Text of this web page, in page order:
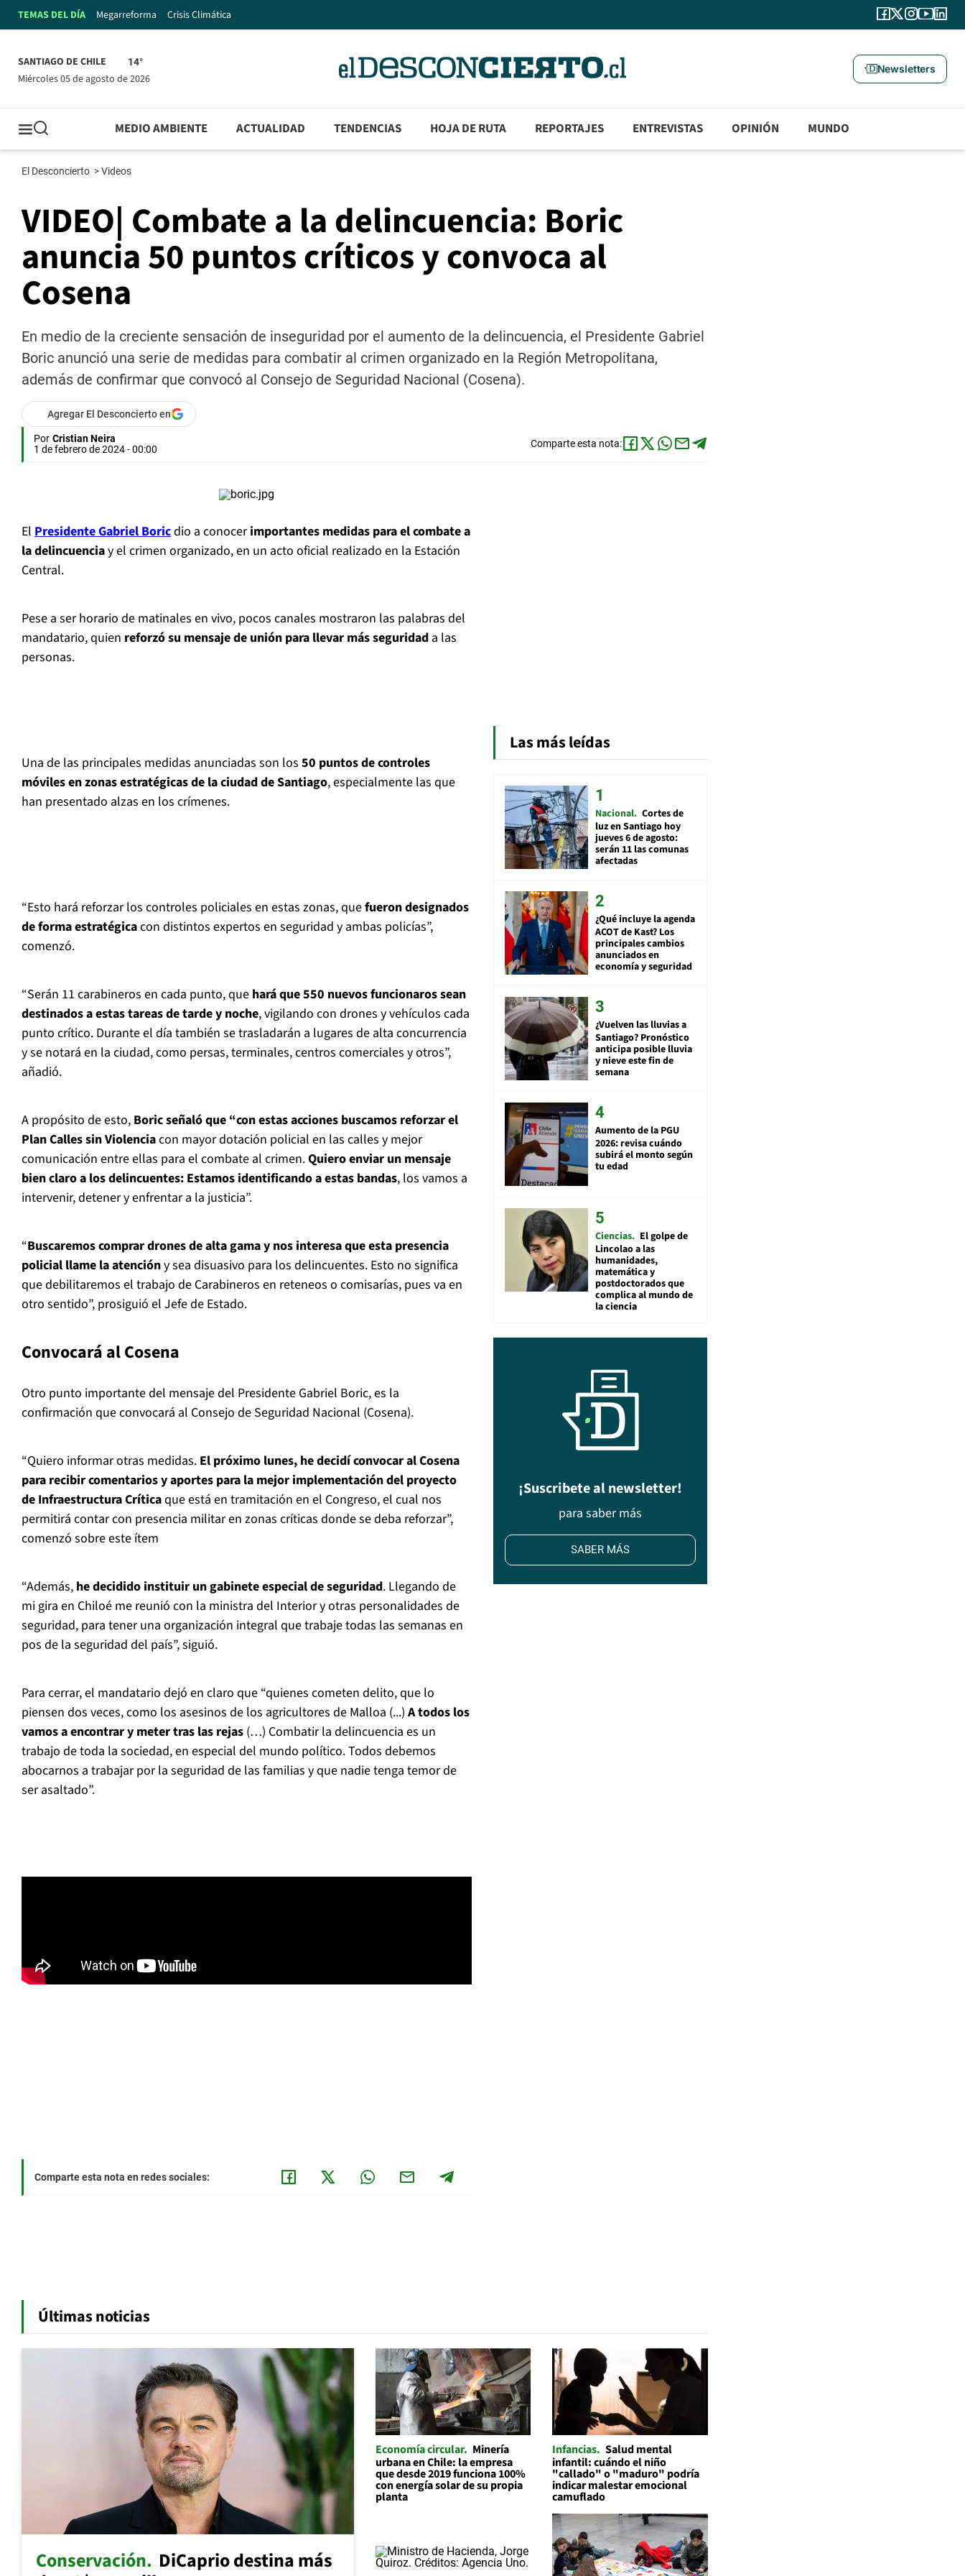
TEMAS DEL DÍA Megarreforma Crisis Climática
SANTIAGO DE CHILE 14°
miércoles 05 de agosto de 2026
Newsletters
MEDIO AMBIENTE ACTUALIDAD TENDENCIAS HOJA DE RUTA REPORTAJES ENTREVISTAS OPINIÓN MUNDO
El Desconcierto >Videos
VIDEO| Combate a la delincuencia: Boric
anuncia 50 puntos críticos y convoca al
Cosena
En medio de la creciente sensación de inseguridad por el aumento de la delincuencia, el Presidente Gabriel
Boric anunció una serie de medidas para combatir al crimen organizado en la Región Metropolitana,
además de confirmar que convocó al Consejo de Seguridad Nacional (Cosena).
Agregar El Desconcierto en
Por Cristian Neira
1 de febrero de 2024 - 00:00
Comparte esta nota:
El Presidente Gabriel Boricdio a conocerimportantes medidas para el combate a
la delincuenciay el crimen organizado, en un acto oficial realizado en la Estación
Central.
Pese a ser horario de matinales en vivo, pocos canales mostraron las palabras del
mandatario, quien reforzó su mensaje de unión para llevar más seguridad a las
personas.
Una de las principales medidas anunciadas son los 50 puntos de controles
móviles en zonas estratégicas de la ciudad de Santiago, especialmente las que
han presentado alzas en los crímenes.
“Esto hará reforzar los controles policiales en estas zonas, quefueron designados
de forma estratégicacon distintos expertos en seguridad y ambas policías”,
comenzó.
“Serán 11 carabineros en cada punto, que hará que 550 nuevos funcionaros sean
destinados a estas tareas de tarde y noche, vigilando con drones y vehículos cada
punto crítico. Durante el día también se trasladarán a lugares de alta concurrencia
y se notará en la ciudad, como persas, terminales, centros comerciales y otros”,
añadió.
A propósito de esto, Boric señaló que “con estas acciones buscamos reforzar el
Plan Calles sin Violenciacon mayor dotación policial en las calles y mejor
comunicación entre ellas para el combate al crimen.Quiero enviar un mensaje
bien claro a los delincuentes: Estamos identificando a estas bandas, los vamos a
intervenir, detener y enfrentar a la justicia”.
“Buscaremos comprar drones de alta gama y nos interesa que esta presencia
policial llame la atencióny sea disuasivo para los delincuentes. Esto no significa
que debilitaremos el trabajo de Carabineros en reteneos o comisarías, pues va en
otro sentido”, prosiguió el Jefe de Estado.
Convocará al Cosena
Otro punto importante del mensaje del Presidente Gabriel Boric, es la
confirmación que convocará al Consejo de Seguridad Nacional (Cosena).
“Quiero informar otras medidas. El próximo lunes, he decidí convocar al Cosena
para recibir comentarios y aportes para la mejor implementación del proyecto
de Infraestructura Críticaque está en tramitación en el Congreso, el cual nos
permitirá contar con presencia militar en zonas críticas donde se deba reforzar”,
comenzó sobre este ítem
“Además, he decidido instituir un gabinete especial de seguridad. Llegando de
mi gira en Chiloé me reunió con la ministra del Interior y otras personalidades de
seguridad, para tener una organización integral que trabaje todas las semanas en
pos de la seguridad del país”, siguió.
Para cerrar, el mandatario dejó en claro que “quienes cometen delito, que lo
piensen dos veces, como los asesinos de los agricultores de Malloa (...) A todos los
vamos a encontrar y meter tras las rejas (…) Combatir la delincuencia es un
trabajo de toda la sociedad, en especial del mundo político. Todos debemos
abocarnos a trabajar por la seguridad de las familias y que nadie tenga temor de
ser asaltado”.
Comparte esta nota en redes sociales:
Las más leídas
Nacional Cortes de
luz en Santiago hoy
jueves 6 de agosto:
serán 11 las comunas
afectadas
¿Qué incluye la agenda
ACOT de Kast? Los
principales cambios
anunciados en
economía y seguridad
¿Vuelven las lluvias a
Santiago? Pronóstico
anticipa posible lluvia
y nieve este fin de
semana
Aumento de la PGU
2026: revisa cuándo
subirá el monto según
tu edad
Ciencias El golpe de
Lincolao a las
humanidades,
matemática y
postdoctorados que
complica al mundo de
la ciencia
¡Suscribete al newsletter!
para saber más
SABER MÁS
Últimas noticias
Conservación DiCaprio destina más
Economía circular
Minería
urbana en Chile: la empresa
que desde 2019 funciona 100%
con energía solar de su propia
planta
Infancias Salud mental
infantil: cuándo el niño
"callado" o "maduro" podría
indicar malestar emocional
camuflado